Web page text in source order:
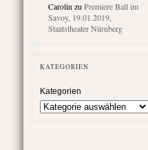
Carolin zu Premiere Ball im
Savoy, 19.01.2019,
Staatstheater Nürnberg
KATEGORIEN
Kategorien